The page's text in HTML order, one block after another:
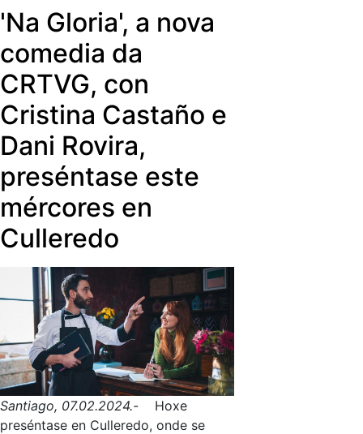
prevista para 2030, a CRTVG culmina
a súa transición ao eido dixital e abre
o tempo do consumo á demanda, en
aberto, dos contidos en lingua galega
para todo o mundo.
'Na Gloria', a nova
comedia da
CRTVG, con
Cristina Castaño e
Dani Rovira,
preséntase este
mércores en
Culleredo
Santiago, 07.02.2024.- Hoxe
preséntase en Culleredo, onde se